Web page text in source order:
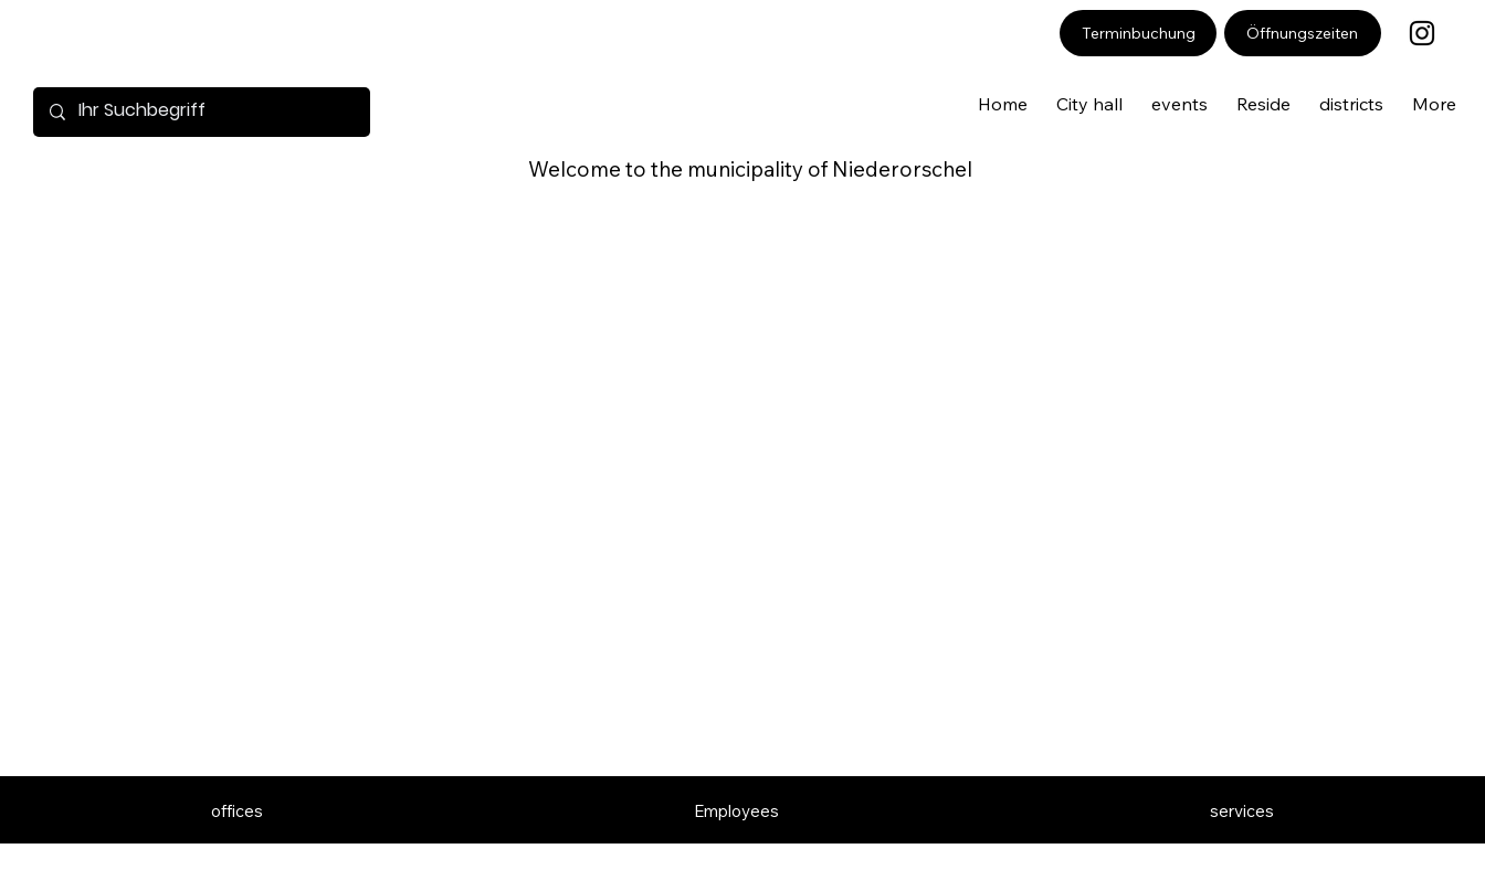
Terminbuchung Öffnungszeiten
Home City hall events Reside districts More
Welcome to the municipality of Niederorschel
offices Employees services